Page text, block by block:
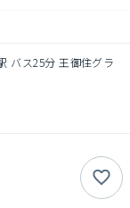
バス25分 王御住グラ